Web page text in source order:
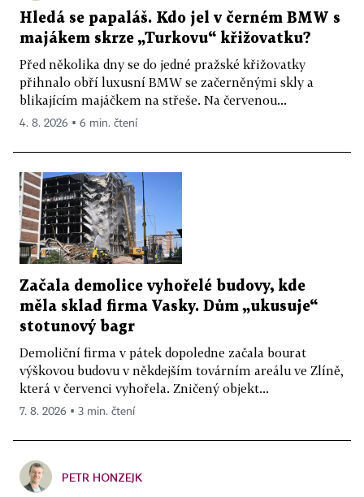
Hledá se papaláš. Kdo jel v černém BMW s
majákem skrze „Turkovu“ křižovatku?
Před několika dny se do jedné pražské křižovatky
přihnalo obří luxusní BMW se začerněnými skly a
blikajícím majáčkem na střeše. Na červenou...
4. 8. 2026 ▪ 6 min. čtení
Začala demolice vyhořelé budovy, kde
měla sklad firma Vasky. Dům „ukusuje“
stotunový bagr
Demoliční firma v pátek dopoledne začala bourat
výškovou budovu v někdejším továrním areálu ve Zlíně,
která v červenci vyhořela. Zničený objekt...
7. 8. 2026 ▪ 3 min. čtení
PETR HONZEJK